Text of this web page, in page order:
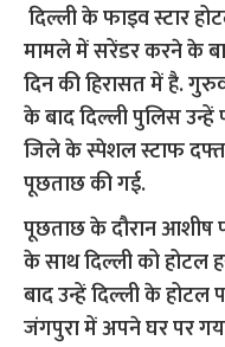
दिल्ली के फाइव स्टार
मामले में सरेंडर करने के
दिन की हिरासत में है.
के बाद दिल्ली पुलिस उन्हें
जिले के स्पेशल स्टाफ
पूछताछ की गई.
पूछताछ के दौरान आशीष
के साथ दिल्ली को होटल
बाद उन्हें दिल्ली के होटल
जंगपुरा में अपने घर पर